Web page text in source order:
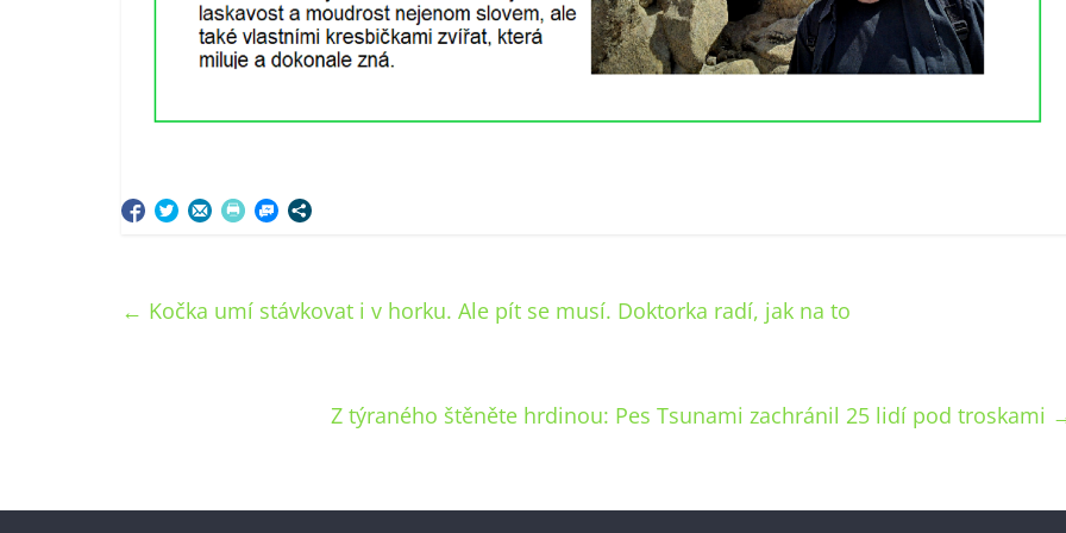
← Kočka umí stávkovat i v horku. Ale pít se musí. Doktorka radí, jak na to
Z týraného štěněte hrdinou: Pes Tsunami zachránil 25 lidí pod troskami